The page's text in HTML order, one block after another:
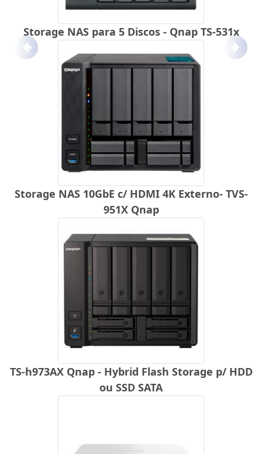
Storage NAS para 5 Discos - Qnap TS-531x
Storage NAS 10GbE c/ HDMI 4K Externo- TVS-
951X Qnap
TS-h973AX Qnap - Hybrid Flash Storage p/ HDD
ou SSD SATA
Anterior